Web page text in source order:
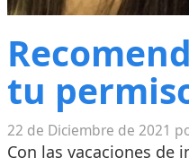
tu
22 de Diciembre de 2021
Con las vacaciones de